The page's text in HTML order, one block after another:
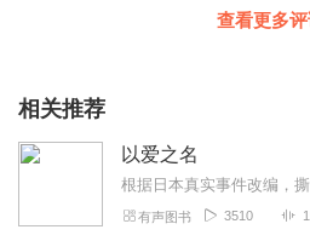
查看更多
相关推荐
以爱之名
有声图书 3510